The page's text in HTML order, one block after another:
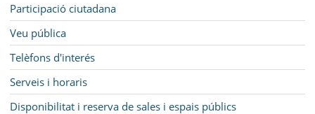
Participació ciutadana
Veu pública
Telèfons d'interés
Serveis i horaris
Disponibilitat i reserva de sales i espais públics